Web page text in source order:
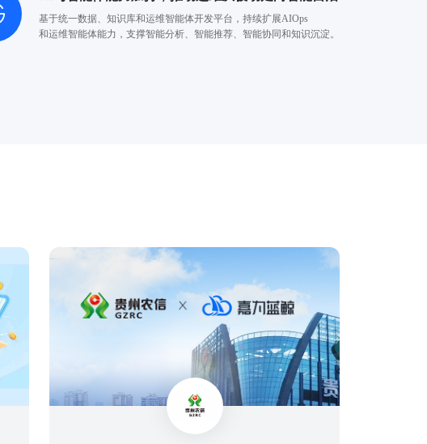
基于统一数据、知识库和运维智能体开发平台，持续扩展AIOps
和运维智能体能力，支撑智能分析、智能推荐、智能协同和知识沉淀。